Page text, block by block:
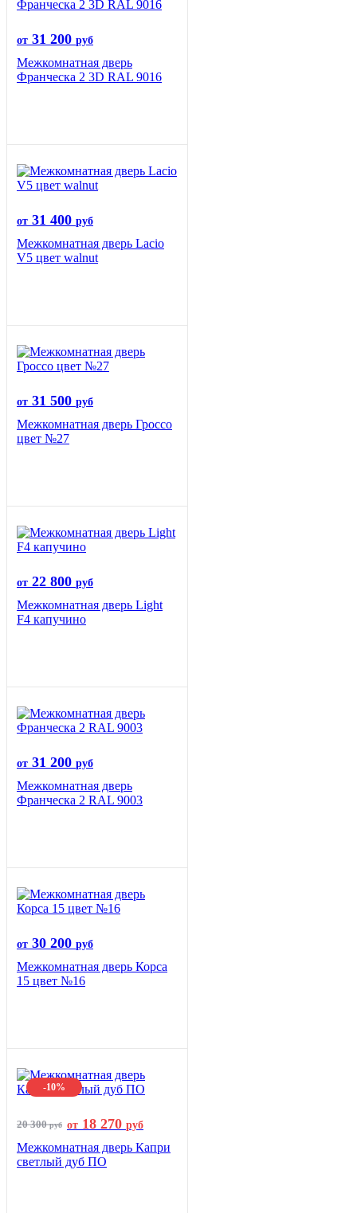
от 31 200 руб
Межкомнатная дверь
Франческа 2 3D RAL 9016
от 31 400 руб
Межкомнатная дверь Lacio
V5 цвет walnut
от 31 500 руб
Межкомнатная дверь Гроссо
цвет №27
от 22 800 руб
Межкомнатная дверь Light
F4 капучино
от 31 200 руб
Межкомнатная дверь
Франческа 2 RAL 9003
от 30 200 руб
Межкомнатная дверь Корса
15 цвет №16
-10%
20 300руб от 18 270 руб
Межкомнатная дверь Капри
светлый дуб ПО